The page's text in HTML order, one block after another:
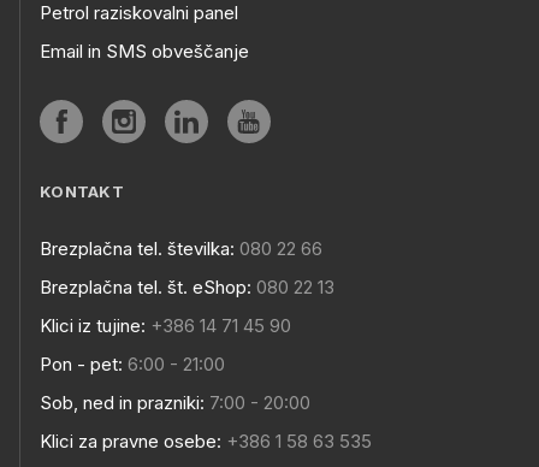
Petrol raziskovalni panel
Email in SMS obveščanje
KONTAKT
Brezplačna tel. številka: 080 22 66
Brezplačna tel. št. eShop: 080 22 13
Klici iz tujine: +386 14 71 45 90
Pon - pet: 6:00 - 21:00
Sob, ned in prazniki: 7:00 - 20:00
Klici za pravne osebe: +386 1 58 63 535